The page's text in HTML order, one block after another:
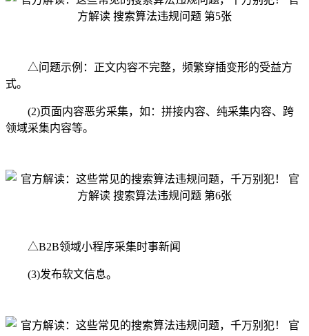
△问题示例：正文内容不完整，频繁穿插变形的受益方
式。
(2)页面内容恶劣采集，如：拼接内容、纯采集内容、跨
领域采集内容等。
△B2B领域小程序采集时事新闻
(3)发布软文信息。